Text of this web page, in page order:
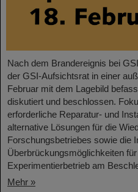
Nach dem Brandereignis bei
der GSI-Aufsichtsrat in einer
Februar mit dem Lagebild
diskutiert und beschlossen.
erforderliche Reparatur- und
alternative Lösungen für die
Forschungsbetriebes sowie die
Überbrückungsmöglichkeiten
Experimentierbetrieb am
Mehr »